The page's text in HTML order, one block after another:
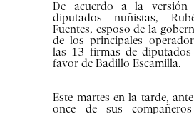
De acuerdo a la
diputados nuñistas,
Fuentes, esposo de la
de los principales
las 13 firmas de
favor de Badillo Escamilla.
Este martes en la tarde,
once de sus